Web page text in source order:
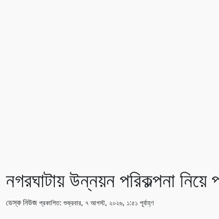
নগরঘাটায় উন্নয়ন পরিকল্পনা নিয়ে
ডেস্ক নিউজ প্রকাশিত: শুক্রবার, ৭ আগস্ট, ২০২৬, ১:৫১ পূর্বাহ্ণ